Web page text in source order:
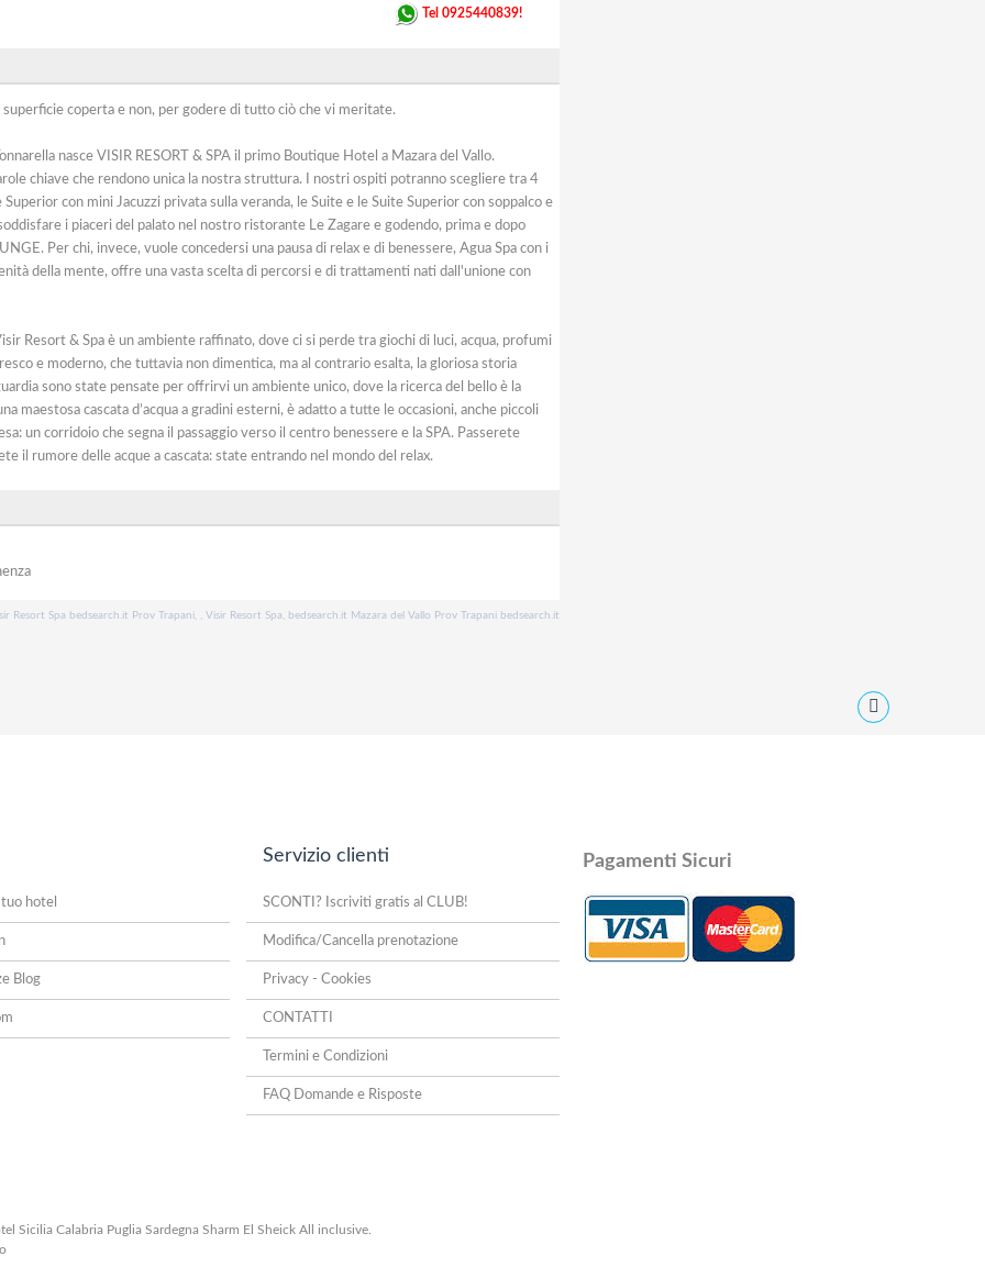
Tel 0925440839!
coperta e non, per godere di tutto ciò che vi meritate.
nasce VISIR RESORT & SPA il primo Boutique Hotel a Mazara del Vallo.
chiave che rendono unica la nostra struttura. I nostri ospiti potranno scegliere tra 4
con mini Jacuzzi privata sulla veranda, le Suite e le Suite Superior con soppalco e
i piaceri del palato nel nostro ristorante Le Zagare e godendo, prima e dopo
Per chi, invece, vuole concedersi una pausa di relax e di benessere, Agua Spa con i
della mente, offre una vasta scelta di percorsi e di trattamenti nati dall'unione con
Resort & Spa è un ambiente raffinato, dove ci si perde tra giochi di luci, acqua, profumi
e moderno, che tuttavia non dimentica, ma al contrario esalta, la gloriosa storia
sono state pensate per offrirvi un ambiente unico, dove la ricerca del bello è la
maestosa cascata d’acqua a gradini esterni, è adatto a tutte le occasioni, anche piccoli
un corridoio che segna il passaggio verso il centro benessere e la SPA. Passerete
il rumore delle acque a cascata: state entrando nel mondo del relax.
Resort Spa bedsearch.it Prov Trapani, , Visir Resort Spa, bedsearch.it Mazara del Vallo Prov Trapani bedsearch.it
hotel
Blog
Servizio clienti
SCONTI? Iscriviti gratis al CLUB!
Modifica/Cancella prenotazione
Privacy - Cookies
CONTATTI
Termini e Condizioni
FAQ Domande e Risposte
Pagamenti Sicuri
Sicilia Calabria Puglia Sardegna Sharm El Sheick All inclusive.